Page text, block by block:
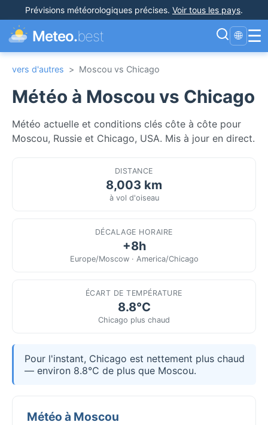
Prévisions météorologiques précises. Voir tous les pays.
Meteo.best 🌐 ☰
vers d'autres > Moscou vs Chicago
Météo à Moscou vs Chicago
Météo actuelle et conditions clés côte à côte pour
Moscou, Russie et Chicago, USA. Mis à jour en direct.
DISTANCE
8,003 km
à vol d'oiseau
DÉCALAGE HORAIRE
+8h
Europe/Moscow · America/Chicago
ÉCART DE TEMPÉRATURE
8.8°C
Chicago plus chaud
Pour l'instant, Chicago est nettement plus chaud
— environ 8.8°C de plus que Moscou.
Météo à Moscou